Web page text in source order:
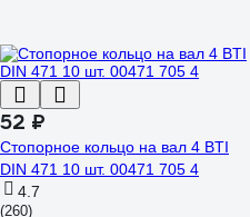
52 ₽
Стопорное кольцо на вал 4 BTI
DIN 471 10 шт. 00471 705 4
4.7
(260)